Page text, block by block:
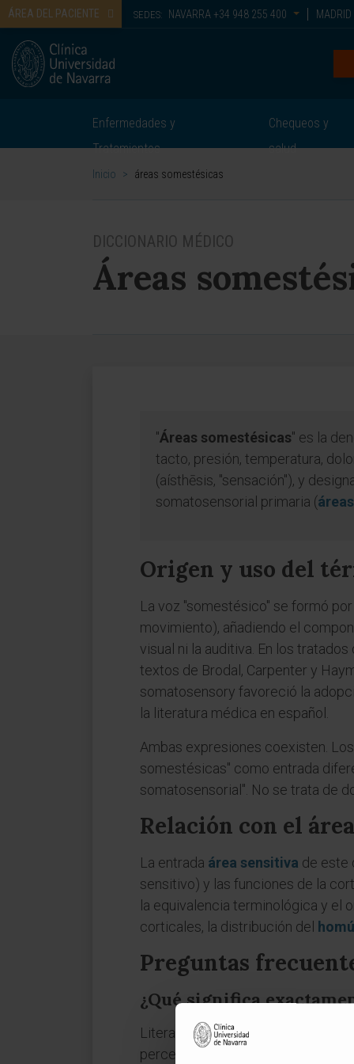
ÁREA DEL PACIENTE SEDES: NAVARRA +34 948 255 400 MADRID
Enfermedades y
Tratamientos
Chequeos y
salud
Inicio > áreas somestésicas
DICCIONARIO MÉDICO
Áreas
"Áreas somestésicas" es la
tacto, presión, temperatura,
(aísthēsis, "sensación"), y
somatosensorial primaria (
Origen y uso del
La voz "somestésico" se formó
movimiento), añadiendo el
visual ni la auditiva. En los
textos de Brodal, Carpenter y
somatosensory favoreció la
la literatura médica en español.
Ambas expresiones coexisten.
somestésicas" como entrada
somatosensorial". No se trata de
Relación con el
La entrada área sensitiva de este
sensitivo) y las funciones de la
la equivalencia terminológica y el
corticales, la distribución del
Preguntas
¿Qué significa
Literalmente, "sensación del
percepción"). El término se aplica